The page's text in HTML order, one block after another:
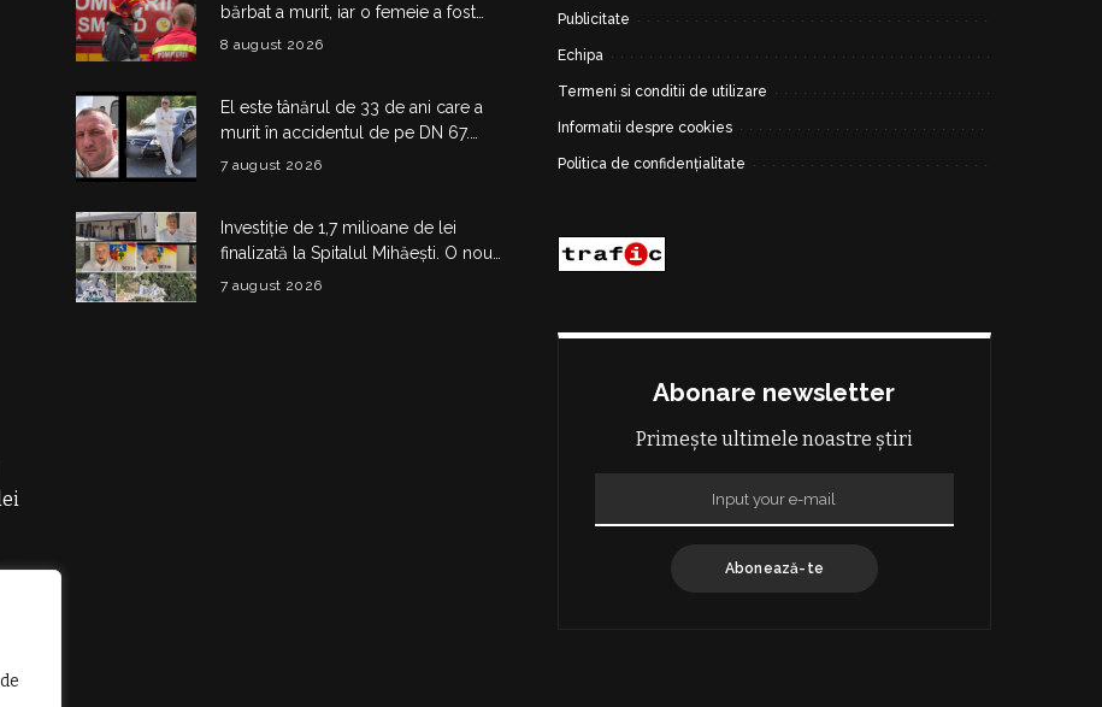
bărbat a murit, iar o femeie a fost
salvată din apartamentul cuprins de
8 august 2026
El este tânărul de 33 de ani care a
murit în accidentul de pe DN 67.
Dragoș Mihail lasă în urmă o fetiță
7 august 2026
Investiție de 1,7 milioane de lei
finalizată la Spitalul Mihăești. O nouă
clădire medico-administrativă a fost
7 august 2026
Publicitate
Echipa
Termeni si conditii de utilizare
Informatii despre cookies
Politica de confidențialitate
Abonare newsletter
Primește ultimele noastre știri
Abonează-te